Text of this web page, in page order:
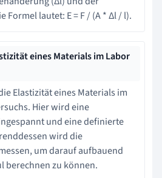
Formel lautet: E = F / (A * Δl / l).
eines Materials im Labor
Elastizität eines Materials im
Hier wird eine
und eine definierte
wird die
um darauf aufbauend
berechnen zu können.